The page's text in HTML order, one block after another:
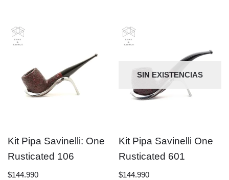
Kit Pipa Savinelli: One
Rusticated 106
$144.990
SIN EXISTENCIAS
Kit Pipa Savinelli One
Rusticated 601
$144.990